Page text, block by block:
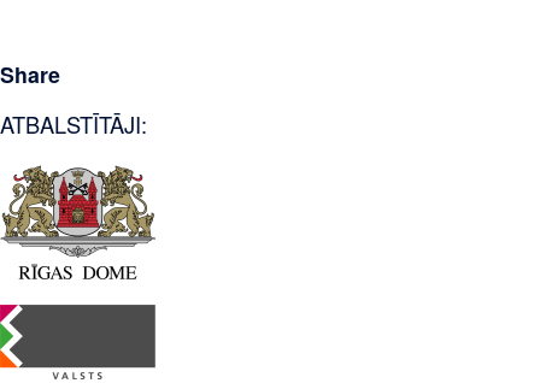
Share
ATBALSTĪTĀJI: